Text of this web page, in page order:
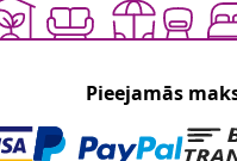
Pieejamās